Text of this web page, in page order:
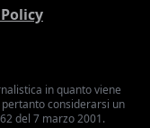
in quanto viene
considerarsi un
del 7 marzo 2001.